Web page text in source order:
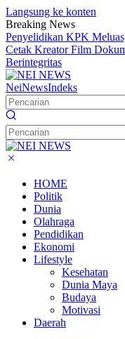
Langsung ke konten
Breaking News
Penyelidikan KPK
Cetak Kreator Film
Berintegritas
NeiNewsIndeks
HOME
Politik
Dunia
Olahraga
Pendidikan
Ekonomi
Lifestyle
Kesehatan
Dunia Maya
Budaya
Motivasi
Daerah